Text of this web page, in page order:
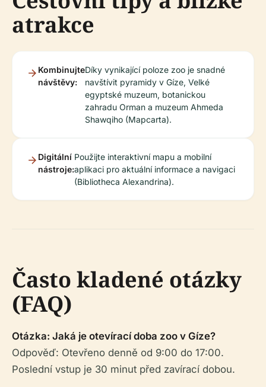
atrakce
Kombinujte
návštěvy:
Díky vynikající poloze zoo je snadné
navštívit pyramidy v Gíze, Velké
egyptské muzeum, botanickou
zahradu Orman a muzeum Ahmeda
Shawqiho (Mapcarta).
Digitální
nástroje:
Použijte interaktivní mapu a mobilní
aplikaci pro aktuální informace a navigaci
(Bibliotheca Alexandrina).
Často kladené otázky
(FAQ)
Otázka: Jaká je otevírací doba zoo v Gíze?
Odpověď: Otevřeno denně od 9:00 do 17:00.
Poslední vstup je 30 minut před zavírací dobou.